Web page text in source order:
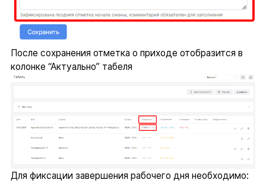
После сохранения отметка о приходе отобразится в
колонке “Актуально” табеля
Для фиксации завершения рабочего дня необходимо: